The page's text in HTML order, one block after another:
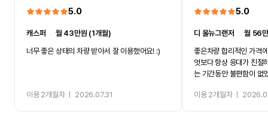
5.0
캐스퍼
월 43만원 (1개월)
너무 좋은 상태의 차량 받아서 잘 이용했어요! :)
이용 2개월차ㅣ 2026.07.31
5.0
디 올뉴그랜저 ㅣ월 56
좋은차량 합리적인 가격
엇보다 항상 응대가 친절
는 기간동안 불편함이 없
카 렌트 고민없이 강추합
이용 2개월차ㅣ